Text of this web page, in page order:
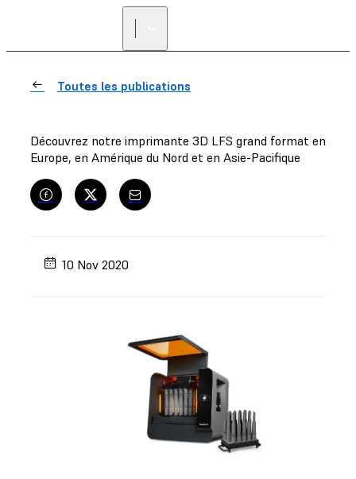
Toutes les publications
Découvrez notre imprimante 3D LFS grand format en
Europe, en Amérique du Nord et en Asie-Pacifique
10 Nov 2020